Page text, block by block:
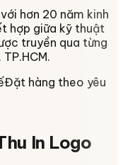
với hơn 20 năm kinh
hợp giữa kỹ thuật
truyền qua từng
TP.HCM.
Đặt hàng theo yêu
In Logo